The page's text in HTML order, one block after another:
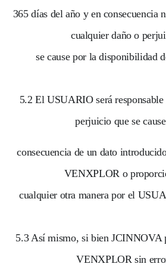
365 días del año y en consecuencia
cualquier daño o
se cause por la disponibilidad
5.2 El USUARIO será
perjuicio que se
consecuencia de un dato
VENXPLOR o
cualquier otra manera por el
5.3 Así mismo, si bien JCINNOVA
VENXPLOR sin